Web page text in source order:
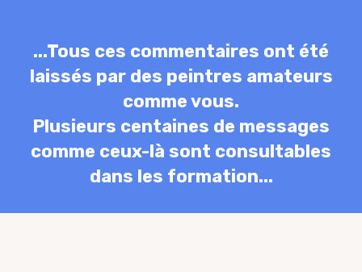
...Tous ces commentaires ont été
laissés par des peintres amateurs
comme vous.
Plusieurs centaines de messages
comme ceux-là sont consultables
dans les formation...